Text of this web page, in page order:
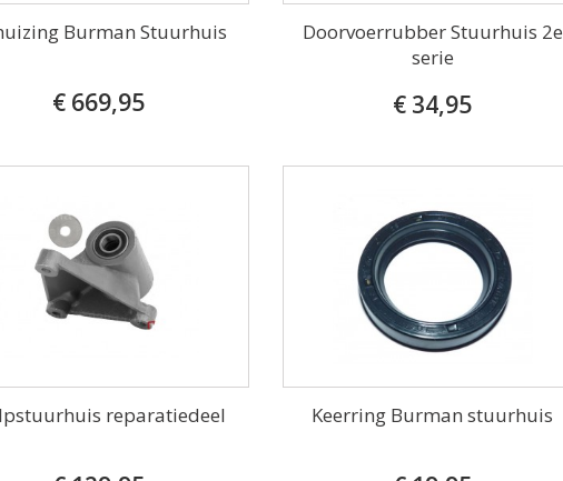
Burman Stuurhuis
€ 669,95
Doorvoerrubber Stuurhuis 2e
serie
€ 34,95
reparatiedeel Keerring Burman stuurhuis